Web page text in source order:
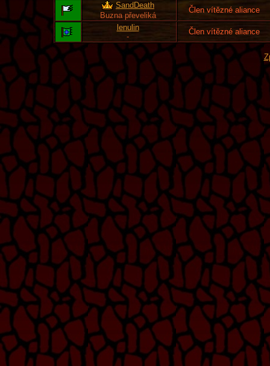
SandDeath
Buzna převeliká
Člen vítězné aliance
lenulin
-
Člen vítězné aliance